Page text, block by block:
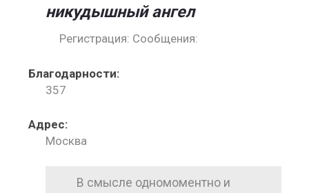
никудышный ангел
Регистрация: Сообщения:
Благодарности:
357
Адрес:
Москва
В смысле одномоментно и